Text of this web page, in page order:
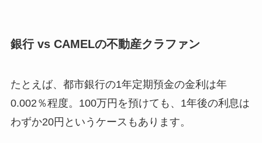
銀行 vs CAMELの不動産クラファン
たとえば、都市銀行の1年定期預金の金利は年
0.002％程度。100万円を預けても、1年後の利息は
わずか20円というケースもあります。